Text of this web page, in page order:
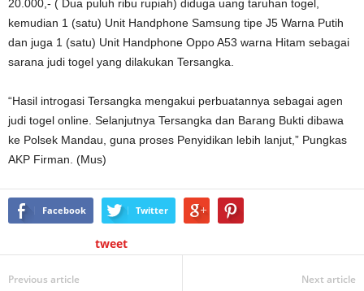
20.000,- ( Dua puluh ribu rupiah) diduga uang taruhan togel,
kemudian 1 (satu) Unit Handphone Samsung tipe J5 Warna Putih
dan juga 1 (satu) Unit Handphone Oppo A53 warna Hitam sebagai
sarana judi togel yang dilakukan Tersangka.
“Hasil introgasi Tersangka mengakui perbuatannya sebagai agen
judi togel online. Selanjutnya Tersangka dan Barang Bukti dibawa
ke Polsek Mandau, guna proses Penyidikan lebih lanjut,” Pungkas
AKP Firman. (Mus)
Facebook Twitter
tweet
Previous article Next article